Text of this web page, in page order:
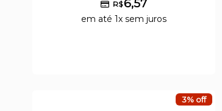
R$6,57
em até 1x sem juros
3% off